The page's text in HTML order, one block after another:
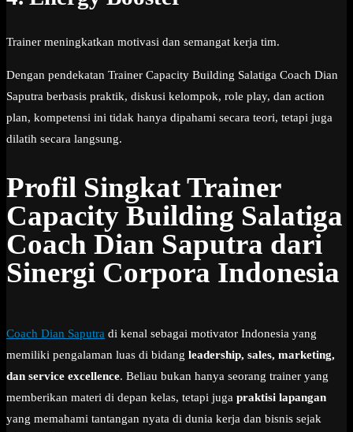
Trainer meningkatkan motivasi dan semangat kerja tim.
Dengan pendekatan Trainer Capacity Building Salatiga Coach Dian
Saputra berbasis praktik, diskusi kelompok, role play, dan action
plan, kompetensi ini tidak hanya dipahami secara teori, tetapi juga
dilatih secara langsung.
Profil Singkat Trainer
Capacity Building Salatiga
Coach Dian Saputra dari
Sinergi Corpora Indonesia
Coach Dian Saputra di kenal sebagai motivator Indonesia yang
memiliki pengalaman luas di bidang leadership, sales, marketing,
dan service excellence. Beliau bukan hanya seorang trainer yang
memberikan materi di depan kelas, tetapi juga praktisi lapangan
yang memahami tantangan nyata di dunia kerja dan bisnis sejak